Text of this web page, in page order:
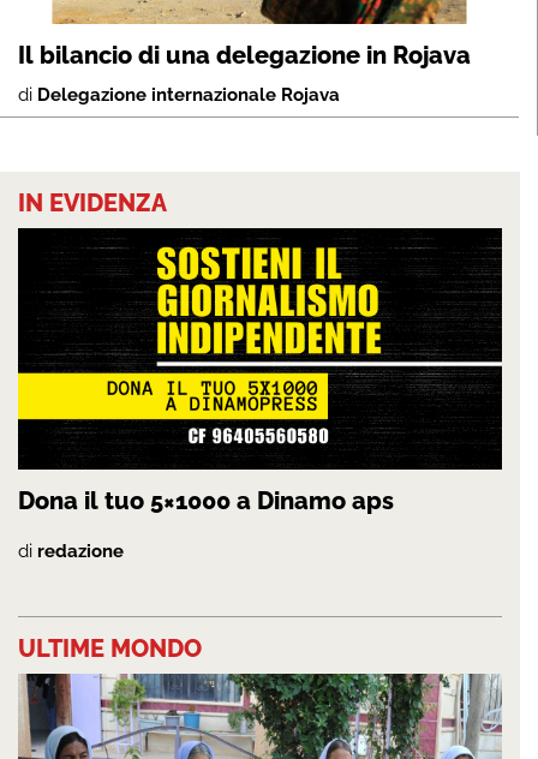
Il bilancio di una delegazione in Rojava
di Delegazione internazionale Rojava
IN EVIDENZA
Dona il tuo 5×1000 a Dinamo aps
di redazione
ULTIME MONDO